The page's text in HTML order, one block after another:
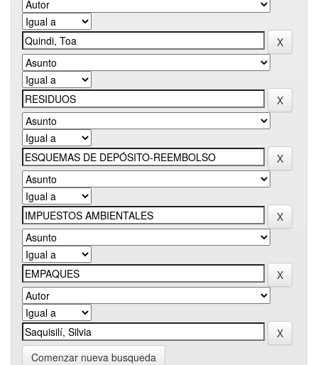
Comenzar nueva busqueda